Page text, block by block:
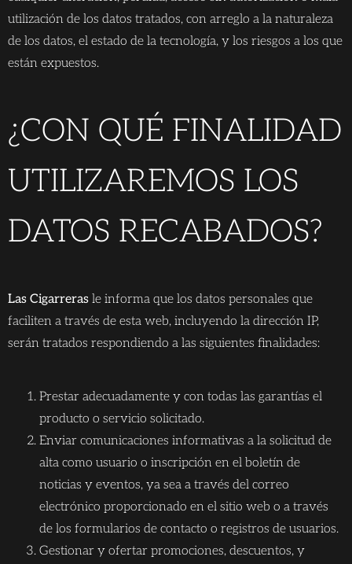
utilización de los datos tratados, con arreglo a la naturaleza
de los datos, el estado de la tecnología, y los riesgos a los que
están expuestos.
¿CON QUÉ FINALIDAD
UTILIZAREMOS LOS
DATOS RECABADOS?
Las Cigarreras le informa que los datos personales que
faciliten a través de esta web, incluyendo la dirección IP,
serán tratados respondiendo a las siguientes finalidades:
Prestar adecuadamente y con todas las garantías el
producto o servicio solicitado.
Enviar comunicaciones informativas a la solicitud de
alta como usuario o inscripción en el boletín de
noticias y eventos, ya sea a través del correo
electrónico proporcionado en el sitio web o a través
de los formularios de contacto o registros de usuarios.
Gestionar y ofertar promociones, descuentos, y